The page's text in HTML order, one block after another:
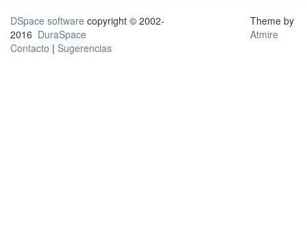
DSpace software copyright © 2002-
2016 DuraSpace
Contacto | Sugerencias
Theme by
Atmire